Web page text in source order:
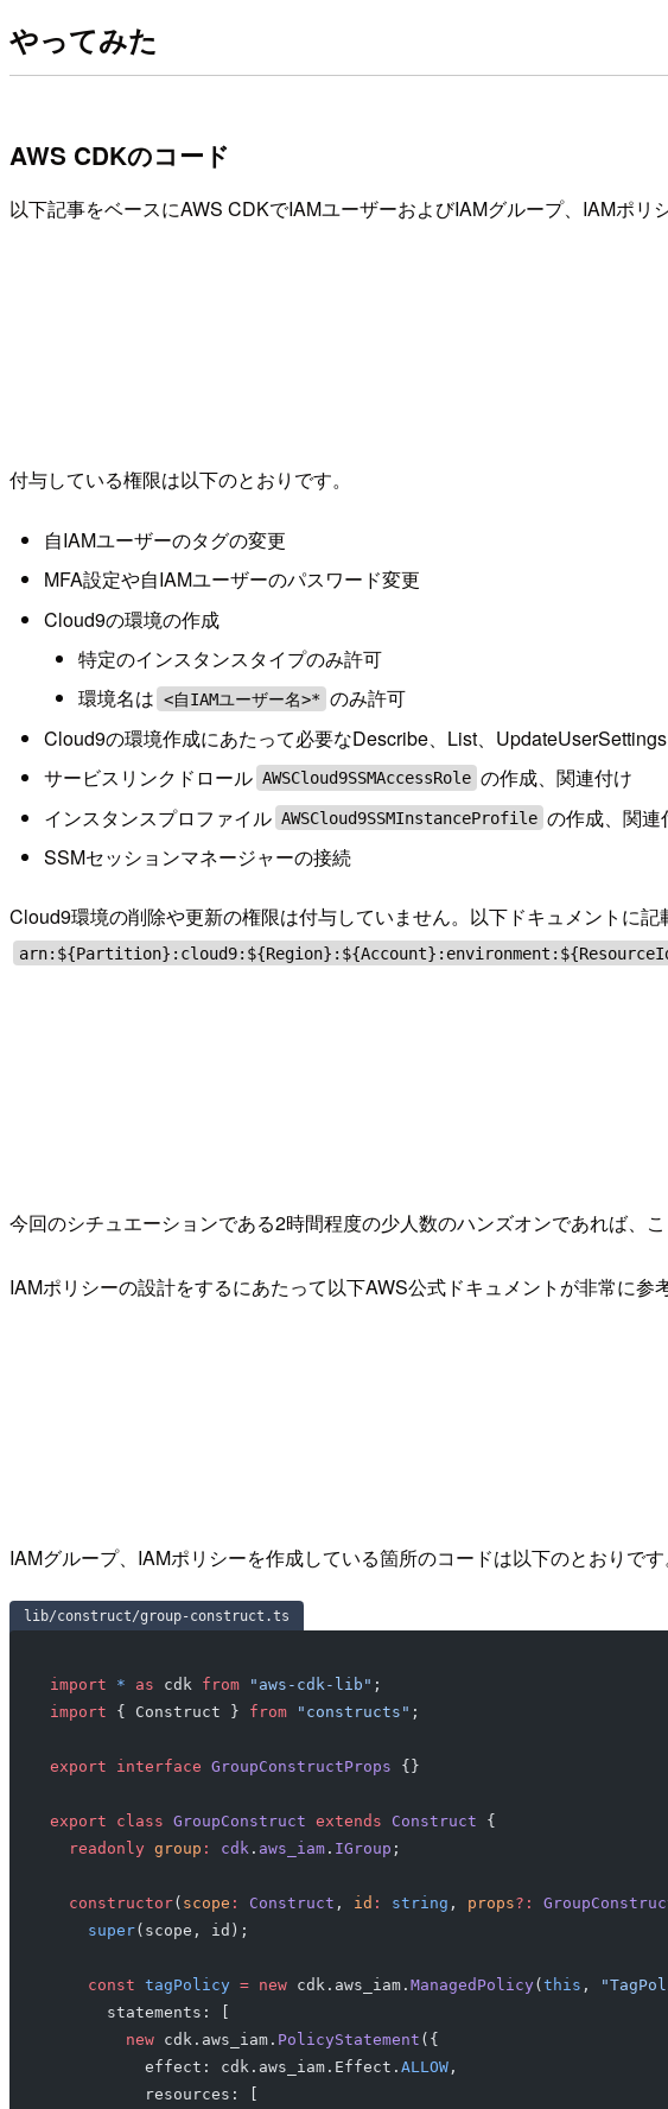
やってみた
AWS CDKのコード
以下記事をベースにAWS CDKでIAMユーザーおよびIAMグループ、IAMポリ
付与している権限は以下のとおりです。
自IAMユーザーのタグの変更
MFA設定や自IAMユーザーのパスワード変更
Cloud9の環境の作成
特定のインスタンスタイプのみ許可
環境名は <自IAMユーザー名>* のみ許可
Cloud9の環境作成にあたって必要なDescribe、List、UpdateUserSettings
サービスリンクドロール AWSCloud9SSMAccessRole の作成、関連付け
インスタンスプロファイル AWSCloud9SSMInstanceProfile の作成、関連
SSMセッションマネージャーの接続
Cloud9環境の削除や更新の権限は付与していません。以下ドキュメントに記
今回のシチュエーションである2時間程度の少人数のハンズオンであれば、
IAMポリシーの設計をするにあたって以下AWS公式ドキュメントが非常に参
IAMグループ、IAMポリシーを作成している箇所のコードは以下のとおりです
lib/construct/group-construct.ts
import * as cdk from "aws-cdk-lib" ;
import { Construct } from "constructs" ;
export interface GroupConstructProps {}
export class GroupConstruct extends Construct {
  readonly
group : cdk . aws_iam. IGroup ;
  constructor
( scope : Construct , id : string , props?:
    super
(scope, id);
    const
tagPolicy = new cdk.aws_iam. ManagedPolicy( this ,
      statements: [
        new
cdk.aws_iam. PolicyStatement ({
          effect: cdk.aws_iam.Effect.
ALLOW,
          resources: [